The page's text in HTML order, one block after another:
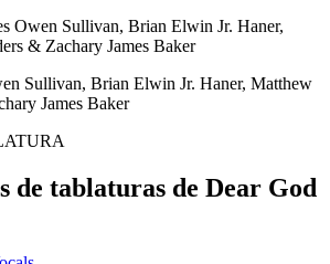
Owen Sullivan, Brian Elwin Jr. Haner,
& Zachary James Baker
Sullivan, Brian Elwin Jr. Haner, Matthew
James Baker
de tablaturas de Dear God